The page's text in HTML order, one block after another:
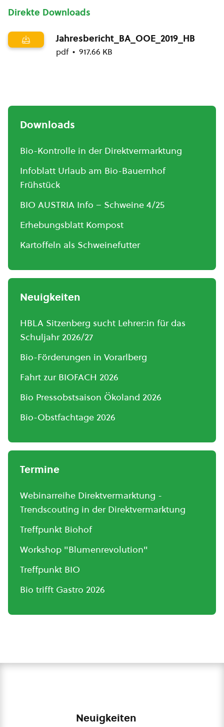
Direkte Downloads
Jahresbericht_BA_OOE_2019_HB
pdf 917.66 KB
Downloads
Bio-Kontrolle in der Direktvermarktung
Infoblatt Urlaub am Bio-Bauernhof
Frühstück
BIO AUSTRIA Info – Schweine 4/25
Erhebungsblatt Kompost
Kartoffeln als Schweinefutter
Neuigkeiten
HBLA Sitzenberg sucht Lehrer:in für das
Schuljahr 2026/27
Bio-Förderungen in Vorarlberg
Fahrt zur BIOFACH 2026
Bio Pressobstsaison Ökoland 2026
Bio-Obstfachtage 2026
Termine
Webinarreihe Direktvermarktung -
Trendscouting in der Direktvermarktung
Treffpunkt Biohof
Workshop "Blumenrevolution"
Treffpunkt BIO
Bio trifft Gastro 2026
Neuigkeiten